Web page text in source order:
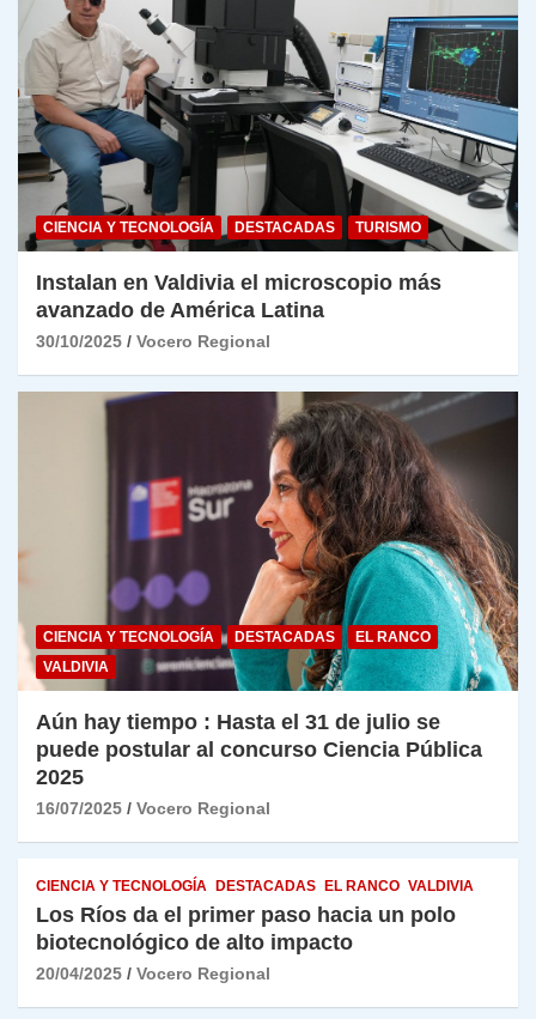
CIENCIA Y TECNOLOGÍA DESTACADAS TURISMO
Instalan en Valdivia el microscopio más
avanzado de América Latina
30/10/2025 Vocero Regional
CIENCIA Y TECNOLOGÍA DESTACADAS
EL RANCO
VALDIVIA
Aún hay tiempo : Hasta el 31 de julio se
puede postular al concurso Ciencia Pública
2025
16/07/2025 Vocero Regional
CIENCIA Y TECNOLOGÍA DESTACADAS EL RANCO VALDIVIA
Los Ríos da el primer paso hacia un polo
biotecnológico de alto impacto
20/04/2025 Vocero Regional